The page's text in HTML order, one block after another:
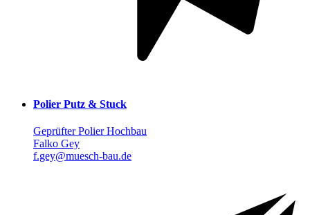
Polier Putz & Stuck
Geprüfter Polier Hochbau
Falko Gey
f.gey@muesch-bau.de